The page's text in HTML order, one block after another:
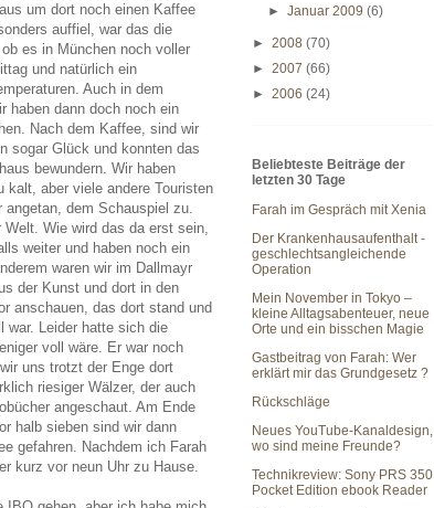
um dort noch einen Kaffee
auffiel, war das die
es in München noch voller
und natürlich ein
Auch in dem
haben dann doch noch ein
Nach dem Kaffee, sind wir
sogar Glück und konnten das
bewundern. Wir haben
kalt, aber viele andere Touristen
dem Schauspiel zu.
Wie wird das da erst sein,
weiter und haben noch ein
waren wir im Dallmayr
der Kunst und dort in den
anschauen, das dort stand und
war. Leider hatte sich die
voll wäre. Er war noch
uns trotzt der Enge dort
riesiger Wälzer, der auch
angeschaut. Am Ende
halb sieben sind wir dann
gefahren. Nachdem ich Farah
kurz vor neun Uhr zu Hause.
►Januar 2009(6)
► 2008 (70)
► 2007 (66)
► 2006 (24)
Beliebteste Beiträge der
letzten 30 Tage
Farah im Gespräch mit Xenia
Der Krankenhausaufenthalt -
geschlechtsangleichende
Operation
Mein November in Tokyo –
kleine Alltagsabenteuer, neue
Orte und ein bisschen Magie
Gastbeitrag von Farah: Wer
erklärt mir das Grundgesetz ?
Rückschläge
Neues YouTube-Kanaldesign,
wo sind meine Freunde?
Technikreview: Sony PRS 350
Pocket Edition ebook Reader